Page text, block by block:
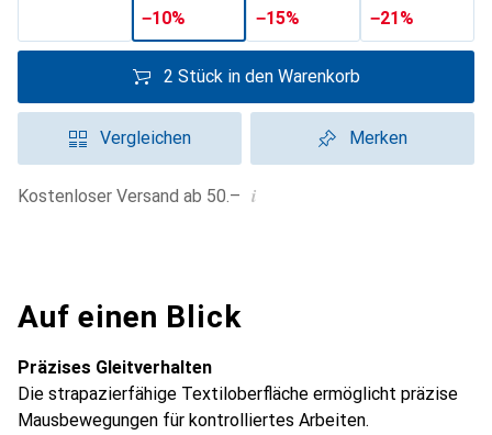
−10% −15% −21%
2 Stück in den Warenkorb
Vergleichen Merken
Kostenloser Versand ab 50.– i
Auf einen Blick
Präzises Gleitverhalten
Die strapazierfähige Textiloberfläche ermöglicht präzise
Mausbewegungen für kontrolliertes Arbeiten.